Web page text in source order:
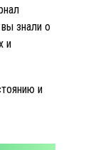
знали о
и
и